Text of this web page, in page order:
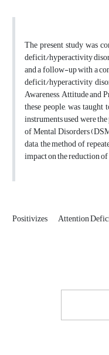
The present study was
deficit/hyperactivity
and a follow-up with a
deficit/hyperactivity
Awareness, Attitude and
these people, was
instruments used were
of Mental Disorders
data, the method of
impact on the reduction
Positivizes Attention